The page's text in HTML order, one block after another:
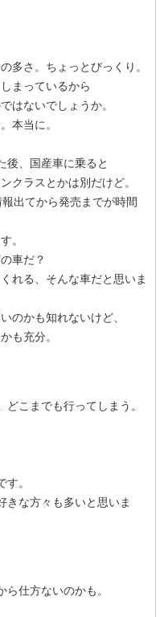
多さ。ちょっとびっくり。
まっているから
はないでしょうか。
本当に。
後、国産車に乗ると
クラスとかは別だけど。
出てから発売までが時間
。
車だ？
れる、そんな車だと思いま
のかも知れないけど、
も充分。
こまでも行ってしまう。
。
きな方々も多いと思いま
仕方ないのかも。